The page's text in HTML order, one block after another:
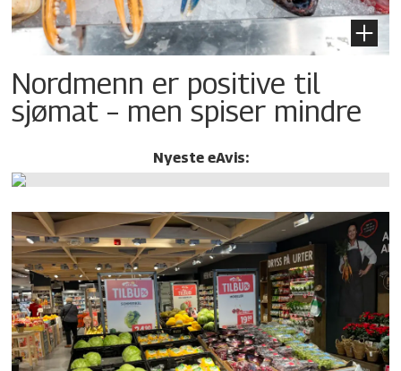
Nordmenn er positive til
sjømat – men spiser mindre
Nyeste eAvis: